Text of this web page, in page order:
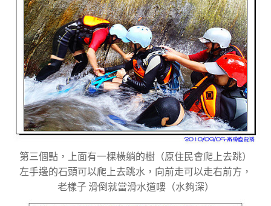
第三個點，上面有一棵橫躺的樹（原住民會爬上去跳）
左手邊的石頭可以爬上去跳水，向前走可以走右前方，
老樣子 滑倒就當滑水道嘍（水夠深）